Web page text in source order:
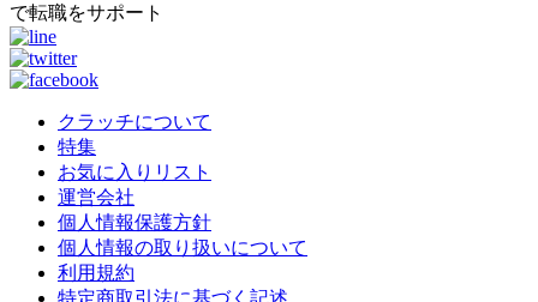
で転職をサポート
クラッチについて
特集
お気に入りリスト
運営会社
個人情報保護方針
個人情報の取り扱いについて
利用規約
特定商取引法に基づく記述